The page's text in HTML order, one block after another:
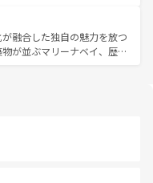
どの季節にも異なる楽しみ
イの人々、仏教を中心とし
が、訪れる旅人を魅了し続
ず。観光スポットが密集し
れるのも魅力。息をのむよ
、香港を存分に楽しみ尽く
融合した独自の魅力を放つ
が並ぶマリーナベイ、歴史
楽しめる外せないスポット